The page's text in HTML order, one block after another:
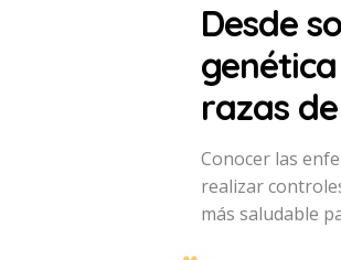
Desde
razas
Conocer las
realizar
más saludable